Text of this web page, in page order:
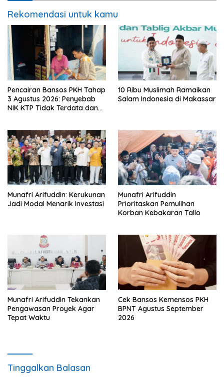
Rekomendasi untuk kamu
Pencairan Bansos PKH Tahap
3 Agustus 2026: Penyebab
NIK KTP Tidak Terdata dan
10 Ribu Muslimah Ramaikan
Salam Indonesia di Makassar
Munafri Arifuddin: Kerukunan
Jadi Modal Menarik Investasi
Munafri Arifuddin
Prioritaskan Pemulihan
Korban Kebakaran Tallo
Munafri Arifuddin Tekankan
Pengawasan Proyek Agar
Tepat Waktu
Cek Bansos Kemensos PKH
BPNT Agustus September
2026
Tinggalkan Balasan